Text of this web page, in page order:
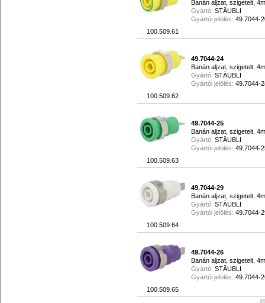
100.509.61
Banán aljzat, szigetelt,
Gyártó: STÄUBLI
Gyártói jelölés: 49.7044-
100.509.62
49.7044-24
Banán aljzat, szigetelt,
Gyártó: STÄUBLI
Gyártói jelölés: 49.7044-
100.509.63
49.7044-25
Banán aljzat, szigetelt,
Gyártó: STÄUBLI
Gyártói jelölés: 49.7044-
100.509.64
49.7044-29
Banán aljzat, szigetelt,
Gyártó: STÄUBLI
Gyártói jelölés: 49.7044-
100.509.65
49.7044-26
Banán aljzat, szigetelt,
Gyártó: STÄUBLI
Gyártói jelölés: 49.7044-